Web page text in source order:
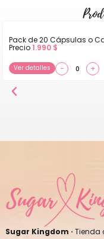
Pack de 20 Cápsulas o
Precio 1.990 $
Ver detalles − +
Sugar Kingdom · Tienda